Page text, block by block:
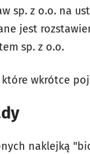
sp. z o.o. na
jest
sp. z o.o.
wkrótce
naklejką